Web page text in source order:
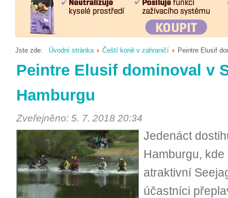
Jste zde: Úvodní stránka Čeští koně v zahraničí Peintre Elusif
Peintre Elusif dominoval v
Hamburgu
Zveřejněno: 5. 7. 2018 20:34
Jedenáct
Hamburgu,
atraktivní
účastníci